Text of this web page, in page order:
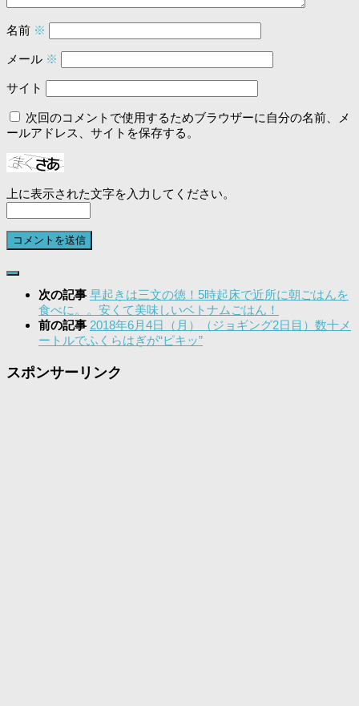
名前 ※
メール ※
サイト
次回のコメントで使用するためブラウザーに自分の名前、メ
ールアドレス、サイトを保存する。
上に表示された文字を入力してください。
次の記事 早起きは三文の徳！5時起床で近所に朝ごはんを
食べに。。安くて美味しいベトナムごはん！
前の記事 2018年6月4日（月）（ジョギング2日目）数十メ
ートルでふくらはぎが“ピキッ”
スポンサーリンク